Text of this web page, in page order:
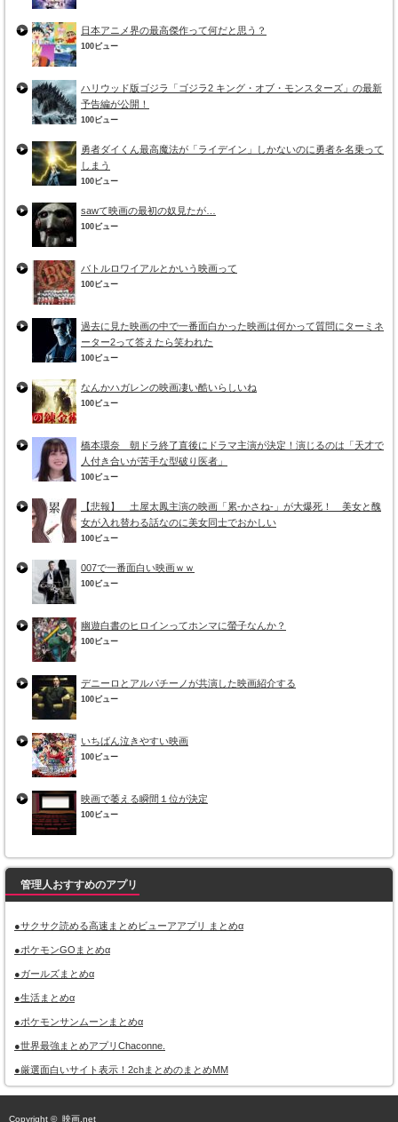
日本アニメ界の最高傑作って何だと思う？
100ビュー
ハリウッド版ゴジラ「ゴジラ2 キング・オブ・モンスターズ」の最新
予告編が公開！
100ビュー
勇者ダイくん最高魔法が「ライデイン」しかないのに勇者を名乗って
しまう
100ビュー
sawて映画の最初の奴見たが…
100ビュー
バトルロワイアルとかいう映画って
100ビュー
過去に見た映画の中で一番面白かった映画は何かって質問にターミネ
ーター2って答えたら笑われた
100ビュー
なんかハガレンの映画凄い酷いらしいね
100ビュー
橋本環奈 朝ドラ終了直後にドラマ主演が決定！演じるのは「天才で
人付き合いが苦手な型破り医者」
100ビュー
【悲報】 土屋太鳳主演の映画「累-かさね-」が大爆死！ 美女と醜
女が入れ替わる話なのに美女同士でおかしい
100ビュー
007で一番面白い映画ｗｗ
100ビュー
幽遊白書のヒロインってホンマに螢子なんか？
100ビュー
デニーロとアルパチーノが共演した映画紹介する
100ビュー
いちばん泣きやすい映画
100ビュー
映画で萎える瞬間１位が決定
100ビュー
管理人おすすめのアプリ
●サクサク読める高速まとめビューアアプリ まとめα
●ポケモンGOまとめα
●ガールズまとめα
●生活まとめα
●ポケモンサンムーンまとめα
●世界最強まとめアプリChaconne.
●厳選面白いサイト表示！2chまとめのまとめMM
Copyright © 映画.net